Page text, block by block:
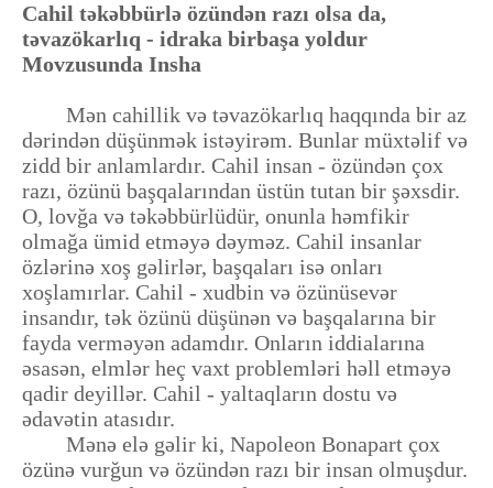
Cahil təkəbbürlə özündən razı olsa da,
təvazökarlıq - idraka birbaşa yoldur
Movzusunda Insha
Mən cahillik və təvazökarlıq haqqında bir az
dərindən düşünmək istəyirəm. Bunlar müxtəlif və
zidd bir anlamlardır. Cahil insan - özündən çox
razı, özünü başqalarından üstün tutan bir şəxsdir.
O, lovğa və təkəbbürlüdür, onunla həmfikir
olmağa ümid etməyə dəyməz. Cahil insanlar
özlərinə xoş gəlirlər, başqaları isə onları
xoşlamırlar. Cahil - xudbin və özünüsevər
insandır, tək özünü düşünən və başqalarına bir
fayda verməyən adamdır. Onların iddialarına
əsasən, elmlər heç vaxt problemləri həll etməyə
qadir deyillər. Cahil - yaltaqların dostu və
ədavətin atasıdır.
Mənə elə gəlir ki, Napoleon Bonapart çox
özünə vurğun və özündən razı bir insan olmuşdur.